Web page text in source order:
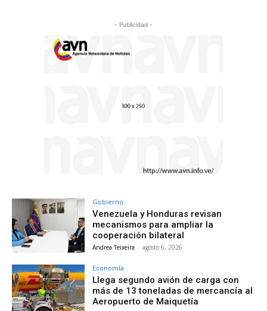
- Publicidad -
Gobierno
Venezuela y Honduras revisan
mecanismos para ampliar la
cooperación bilateral
Andrea Teixeira - agosto 6, 2026
Economía
Llega segundo avión de carga con
más de 13 toneladas de mercancía al
Aeropuerto de Maiquetía